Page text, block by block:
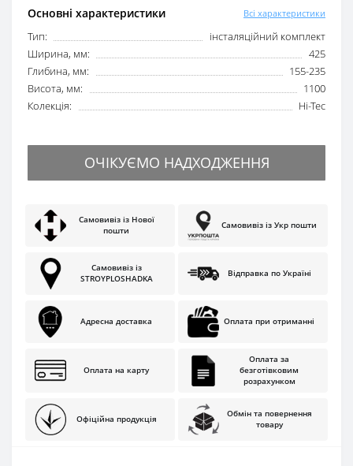
Основні характеристики Всі характеристики
Тип:
інсталяційний комплект
Ширина, мм:
425
Глибина, мм:
155-235
Висота, мм:
1100
Колекція:
Hi-Tec
ОЧІКУЄМО НАДХОДЖЕННЯ
Самовивіз із Нової
пошти
Самовивіз із Укр пошти
Самовивіз із
STROYPLOSHADKA
Відправка по Україні
Адресна доставка Оплата при отриманні
Оплата на карту
Оплата за
безготівковим
розрахунком
Офіційна продукція
Обмін та повернення
товару